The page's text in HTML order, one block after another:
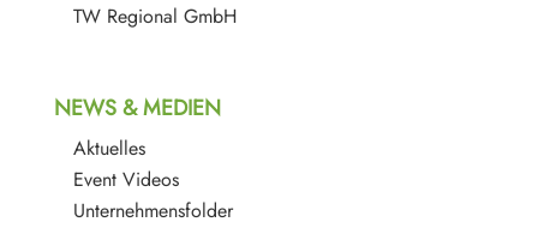
TW Regional GmbH
NEWS & MEDIEN
Aktuelles
Event Videos
Unternehmensfolder